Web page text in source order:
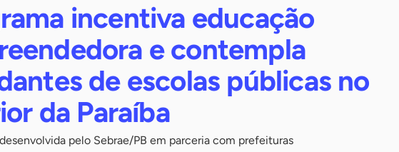
incentiva educação
e contempla
de escolas públicas no
da Paraíba
pelo Sebrae/PB em parceria com prefeituras